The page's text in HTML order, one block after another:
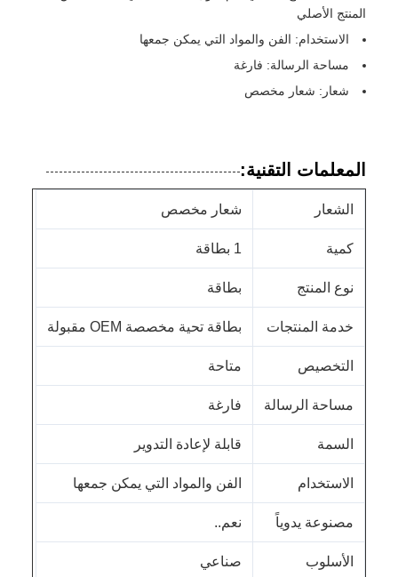
المنتج الأصلي
الاستخدام: الفن والمواد التي يمكن جمعها
مساحة الرسالة: فارغة
شعار: شعار مخصص
المعلمات التقنية:
الشعار شعار مخصص
كمية 1 بطاقة
نوع المنتج بطاقة
خدمة المنتجات بطاقة تحية مخصصة OEM مقبولة
التخصيص متاحة
مساحة الرسالة فارغة
السمة قابلة لإعادة التدوير
الاستخدام الفن والمواد التي يمكن جمعها
مصنوعة يدوياً نعم..
الأسلوب صناعي